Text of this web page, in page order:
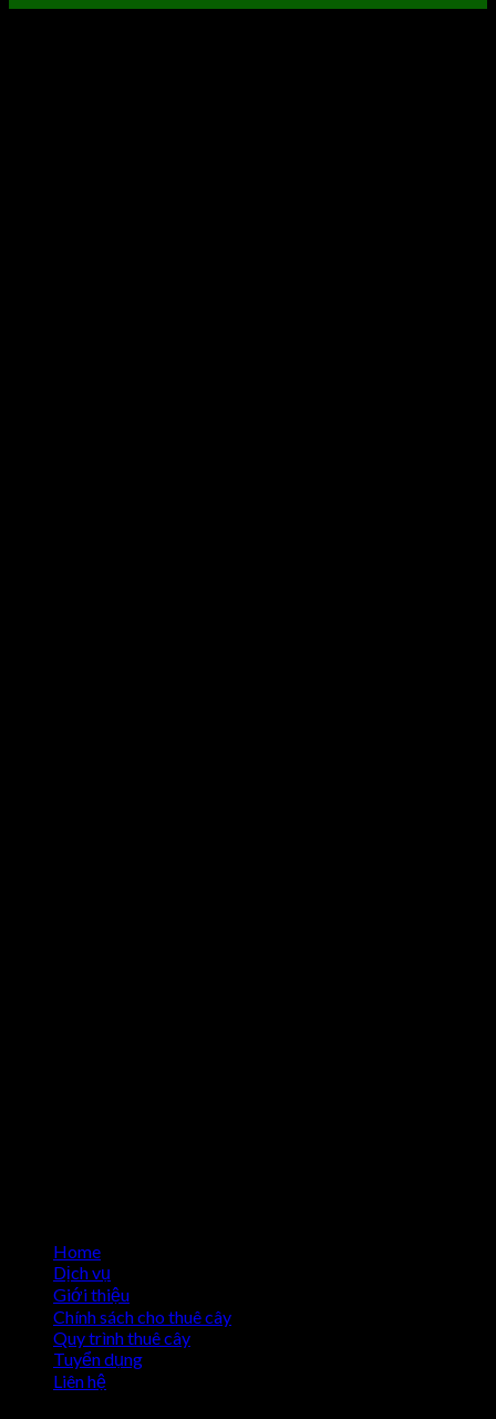
Home
Dịch vụ
Giới thiệu
Chính sách cho thuê cây
Quy trình thuê cây
Tuyển dụng
Liên hệ